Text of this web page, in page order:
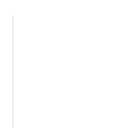
레어·태양광주↑ VS 트레
춰
'시끌'